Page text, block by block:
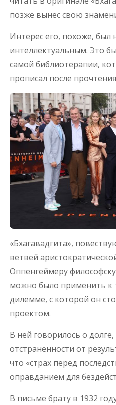
позже вынес свою
Интерес его, похоже, был
интеллектуальным. Это
самой библиотерапии,
прописал после
«Бхагавадгита»,
ветвей
Оппенгеймеру
можно было применить к
дилемме, с которой он
проектом.
В ней говорилось о долге,
отстраненности от
что «страх перед
оправданием для
В письме брату в 1932